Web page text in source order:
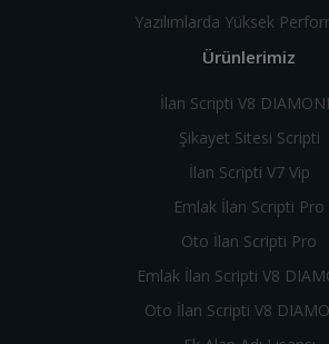
Yazılımlarda Yüksek
Ürünlerimiz
İlan Scripti V8
Şikayet Sitesi Scripti
İlan Scripti V7 Vip
Emlak İlan Scripti Pro
Oto İlan Scripti Pro
Emlak İlan Scripti V8
Oto İlan Scripti V8